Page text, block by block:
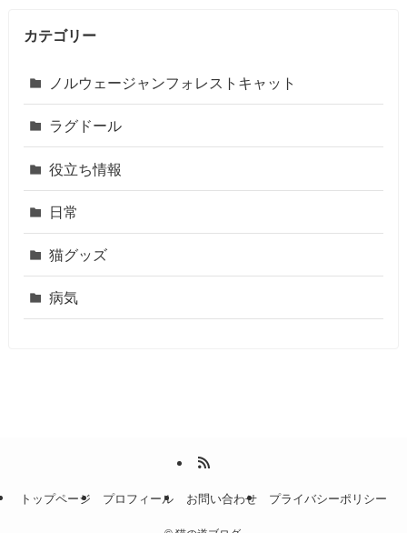
カテゴリー
ノルウェージャンフォレストキャット
ラグドール
役立ち情報
日常
猫グッズ
病気
トップページ プロフィール お問い合わせ プライバシーポリシー